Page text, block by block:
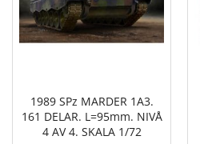
1989 SPz MARDER 1A3.
161 DELAR. L=95mm. NIVÅ
4 AV 4. SKALA 1/72